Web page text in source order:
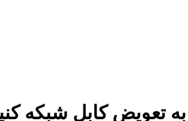
به تعویض کابل شبکه